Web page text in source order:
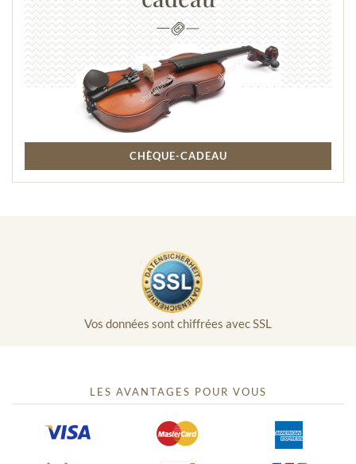
CHÈQUE-CADEAU
Vos données sont chiffrées avec SSL
LES AVANTAGES POUR VOUS